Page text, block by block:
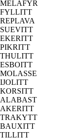
MELAFYR
FYLLITT
REPLAVA
SUEVITT
EKERITT
PIKRITT
THULITT
ESBOITT
MOLASSE
IJOLITT
KORSITT
ALABAST
AKERITT
TRAKYTT
BAUXITT
TILLITT